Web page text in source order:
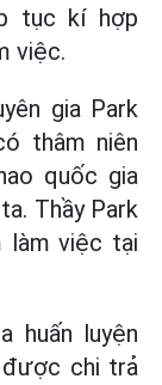
tục kí hợp
việc.
gia Park
thâm niên
quốc gia
Thầy Park
làm việc tại
huấn luyện
được chi trả